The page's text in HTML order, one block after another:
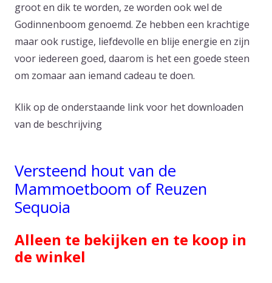
groot en dik te worden, ze worden ook wel de
Godinnenboom genoemd. Ze hebben een krachtige
maar ook rustige, liefdevolle en blije energie en zijn
voor iedereen goed, daarom is het een goede steen
om zomaar aan iemand cadeau te doen.
Klik op de onderstaande link voor het downloaden
van de beschrijving
Versteend hout van de
Mammoetboom of Reuzen
Sequoia
Alleen te bekijken en te koop in
de winkel